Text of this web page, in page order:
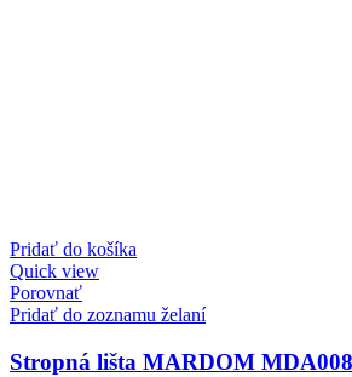
Pridať do košíka
Quick view
Porovnať
Pridať do zoznamu želaní
Stropná lišta MARDOM